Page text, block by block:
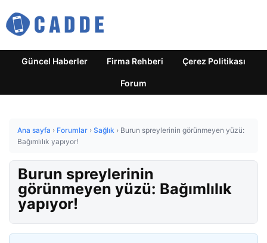
Güncel Haberler Firma Rehberi Çerez Politikası
Forum
Ana sayfa › Forumlar › Sağlık › Burun spreylerinin görünmeyen yüzü:
Bağımlılık yapıyor!
Burun spreylerinin
görünmeyen yüzü: Bağımlılık
yapıyor!